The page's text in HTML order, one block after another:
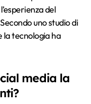
del
uno studio di
la tecnologia ha
media la